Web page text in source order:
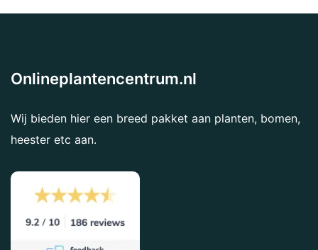
Onlineplantencentrum.nl
Wij bieden hier een breed pakket aan planten, bomen,
heester etc aan.